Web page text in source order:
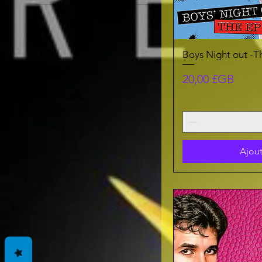
Boys Night out -
Prix
20,00 £GB